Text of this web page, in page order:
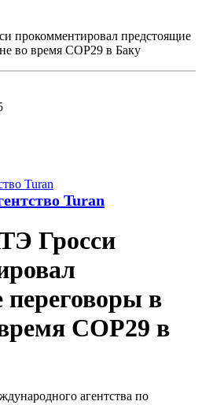
прокомментировал предстоящие
во время COP29 в Баку
Turan
Гросси
переговоры в
COP29 в
агентства по